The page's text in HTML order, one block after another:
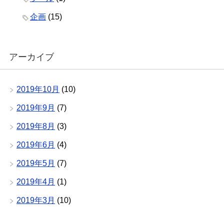
企画 (15)
アーカイブ
2019年10月 (10)
2019年9月 (7)
2019年8月 (3)
2019年6月 (4)
2019年5月 (7)
2019年4月 (1)
2019年3月 (10)